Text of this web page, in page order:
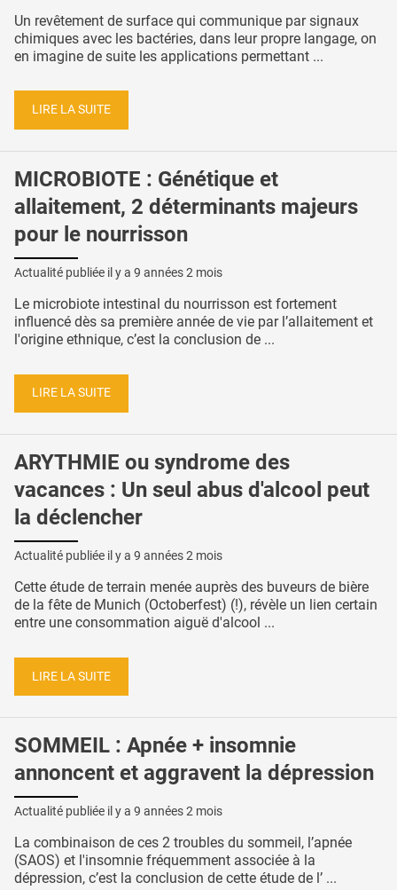
Un revêtement de surface qui communique par signaux
chimiques avec les bactéries, dans leur propre langage, on
en imagine de suite les applications permettant ...
LIRE LA SUITE
MICROBIOTE : Génétique et
allaitement, 2 déterminants majeurs
pour le nourrisson
Actualité publiée il y a 9 années 2 mois
Le microbiote intestinal du nourrisson est fortement
influencé dès sa première année de vie par l’allaitement et
l'origine ethnique, c’est la conclusion de ...
LIRE LA SUITE
ARYTHMIE ou syndrome des
vacances : Un seul abus d'alcool peut
la déclencher
Actualité publiée il y a 9 années 2 mois
Cette étude de terrain menée auprès des buveurs de bière
de la fête de Munich (Octoberfest) (!), révèle un lien certain
entre une consommation aiguë d'alcool ...
LIRE LA SUITE
SOMMEIL : Apnée + insomnie
annoncent et aggravent la dépression
Actualité publiée il y a 9 années 2 mois
La combinaison de ces 2 troubles du sommeil, l’apnée
(SAOS) et l'insomnie fréquemment associée à la
dépression, c’est la conclusion de cette étude de l’ ...